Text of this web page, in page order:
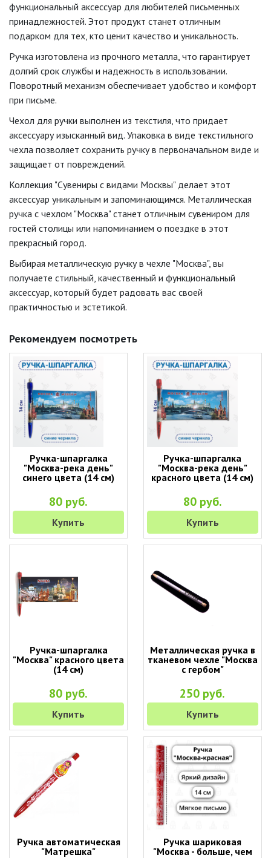
функциональный аксессуар для любителей письменных
принадлежностей. Этот продукт станет отличным
подарком для тех, кто ценит качество и уникальность.
Ручка изготовлена из прочного металла, что гарантирует
долгий срок службы и надежность в использовании.
Поворотный механизм обеспечивает удобство и комфорт
при письме.
Чехол для ручки выполнен из текстиля, что придает
аксессуару изысканный вид. Упаковка в виде текстильного
чехла позволяет сохранить ручку в первоначальном виде и
защищает от повреждений.
Коллекция "Сувениры с видами Москвы" делает этот
аксессуар уникальным и запоминающимся. Металлическая
ручка с чехлом "Москва" станет отличным сувениром для
гостей столицы или напоминанием о поездке в этот
прекрасный город.
Выбирая металлическую ручку в чехле "Москва", вы
получаете стильный, качественный и функциональный
аксессуар, который будет радовать вас своей
практичностью и эстетикой.
Рекомендуем посмотреть
Ручка-шпаргалка
"Москва-река день"
синего цвета (14 см)
80 руб.
Купить
Ручка-шпаргалка
"Москва-река день"
красного цвета (14 см)
80 руб.
Купить
Ручка-шпаргалка
"Москва" красного цвета
(14 см)
80 руб.
Купить
Металлическая ручка в
тканевом чехле "Москва
с гербом"
250 руб.
Купить
Ручка автоматическая
"Матрешка"
Ручка шариковая
"Москва - больше, чем